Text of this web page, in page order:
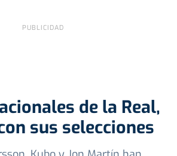
de la Real,
sus selecciones